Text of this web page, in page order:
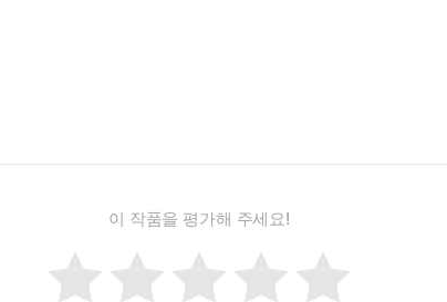
이 작품을 평가해 주세요!